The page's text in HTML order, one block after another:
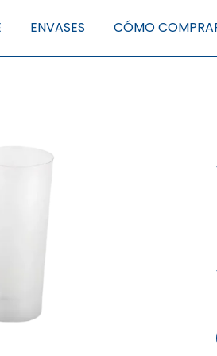
ENVASES CÓMO